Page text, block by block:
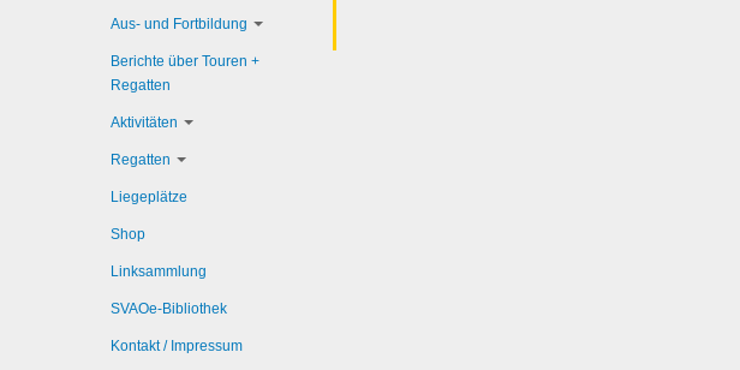
Aus- und Fortbildung
Berichte über Touren +
Regatten
Aktivitäten
Regatten
Liegeplätze
Shop
Linksammlung
SVAOe-Bibliothek
Kontakt / Impressum